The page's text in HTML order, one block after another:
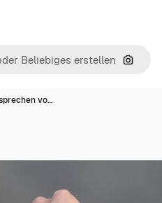
Nach
vo…